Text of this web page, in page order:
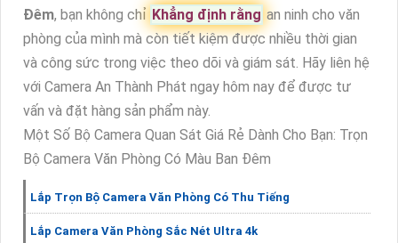
Đêm, bạn không chỉ Khẳng định rằng an ninh cho văn
phòng của mình mà còn tiết kiệm được nhiều thời gian
và công sức trong việc theo dõi và giám sát. Hãy liên hệ
với Camera An Thành Phát ngay hôm nay để được tư
vấn và đặt hàng sản phẩm này.
Một Số Bộ Camera Quan Sát Giá Rẻ Dành Cho Bạn: Trọn
Bộ Camera Văn Phòng Có Màu Ban Đêm
Lắp Trọn Bộ Camera Văn Phòng Có Thu Tiếng
Lắp Camera Văn Phòng Sắc Nét Ultra 4k